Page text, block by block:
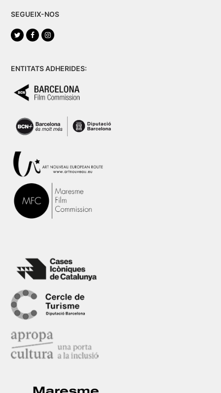
SEGUEIX-NOS
TwitterFacebookInstagram
ENTITATS ADHERIDES: